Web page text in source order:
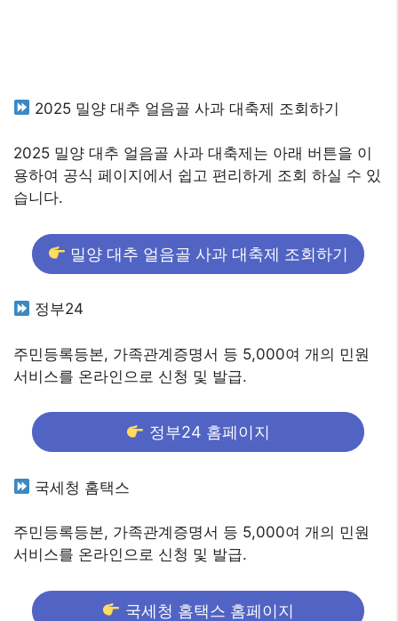
2025 밀양 대추 얼음골 사과 대축제 조회하기
2025 밀양 대추 얼음골 사과 대축제는 아래 버튼을 이
용하여 공식 페이지에서 쉽고 편리하게 조회 하실 수 있
습니다.
밀양 대추 얼음골 사과 대축제 조회하기
정부24
주민등록등본, 가족관계증명서 등 5,000여 개의 민원
서비스를 온라인으로 신청 및 발급.
정부24 홈페이지
국세청 홈택스
주민등록등본, 가족관계증명서 등 5,000여 개의 민원
서비스를 온라인으로 신청 및 발급.
국세청 홈택스 홈페이지